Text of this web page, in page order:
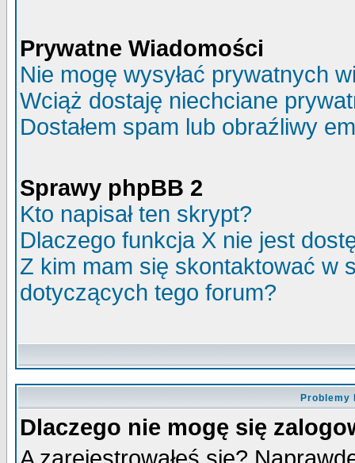
Prywatne Wiadomości
Nie mogę wysyłać prywatnych
Wciąż dostaję niechciane
Dostałem spam lub obraźliwy
Sprawy phpBB 2
Kto napisał ten skrypt?
Dlaczego funkcja X nie jest
Z kim mam się skontaktować w
dotyczących tego forum?
Problemy
Dlaczego nie mogę się